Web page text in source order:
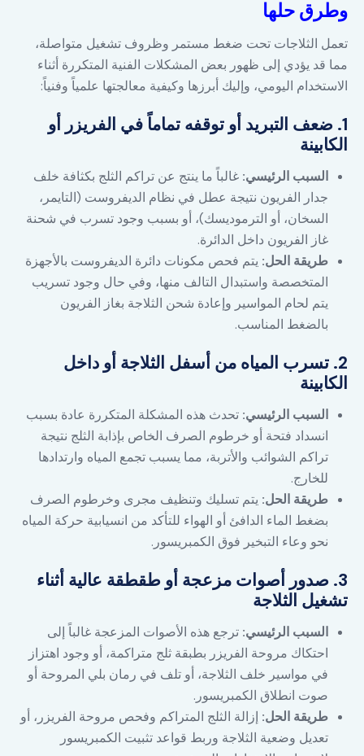
وطرق حلها
تعمل الثلاجات تحت ضغط مستمر وظروف تشغيل متواصلة،
مما قد يؤدي إلى ظهور بعض المشكلات الفنية المتكررة أثناء
الاستخدام اليومي، وإليك أبرزها وكيفية معالجتها علمياً وفنياً:
1. ضعف التبريد أو توقفه تماماً في الفريزر أو
الكابينة
السبب الرئيسي: غالباً ما ينتج عن تراكم الثلج بكثافة خلف
جدار الفريون نتيجة عطل في نظام الديفروست (التايمر،
السخان، أو الترموديسك)، أو بسبب وجود تسرب في شحنة
غاز الفريون داخل الدائرة.
طريقة الحل: يتم فحص مكونات دائرة الديفروست بالأجهزة
المتخصصة واستبدال التالف منها، وفي حال وجود تسريب
يتم لحام المواسير وإعادة شحن الثلاجة بغاز الفريون
بالضغط المناسب.
2. تسرب المياه من أسفل الثلاجة أو داخل
الكابينة
السبب الرئيسي: تحدث هذه المشكلة المتكررة عادة بسبب
انسداد فتحة أو خرطوم الصرف الخاص بإذابة الثلج نتيجة
تراكم الشوائب والأتربة، مما يسبب تجمع المياه وارتدادها
للخارج.
طريقة الحل: يتم تسليك وتنظيف مجرى وخرطوم الصرف
بضغط الماء الدافئ أو الهواء للتأكد من انسيابية حركة المياه
نحو وعاء التبخير فوق الكمبريسور.
3. صدور أصوات مزعجة أو طقطقة عالية أثناء
تشغيل الثلاجة
السبب الرئيسي: ترجع هذه الأصوات المزعجة غالباً إلى
احتكاك مروحة الفريزر بطبقة ثلج متراكمة، أو وجود اهتزاز
في مواسير خلف الثلاجة، أو تلف في رمان بلي المروحة أو
صوت انطلاق الكمبريسور.
طريقة الحل: إزالة الثلج المتراكم وفحص مروحة الفريزر، أو
تعديل وضعية الثلاجة وربط قواعد تثبيت الكمبريسور